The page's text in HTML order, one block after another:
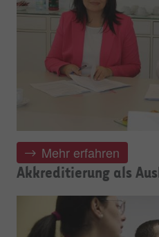
Mehr erfahren
Akkreditierung als